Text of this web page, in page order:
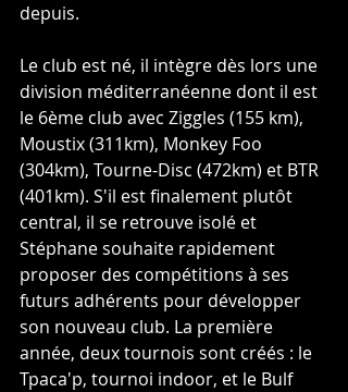
depuis.
Le club est né, il intègre dès lors une
division méditerranéenne dont il est
le 6ème club avec Ziggles (155 km),
Moustix (311km), Monkey Foo
(304km), Tourne-Disc (472km) et BTR
(401km). S'il est finalement plutôt
central, il se retrouve isolé et
Stéphane souhaite rapidement
proposer des compétitions à ses
futurs adhérents pour développer
son nouveau club. La première
année, deux tournois sont créés : le
Tpaca'p, tournoi indoor, et le Bulf